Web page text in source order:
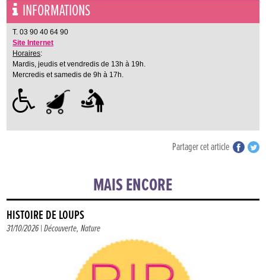
INFORMATIONS
T. 03 90 40 64 90
Site Internet
Horaires:
Mardis, jeudis et vendredis de 13h à 19h.
Mercredis et samedis de 9h à 17h.
Partager cet article
MAIS ENCORE
HISTOIRE DE LOUPS
31/10/2026 |Découverte,Nature